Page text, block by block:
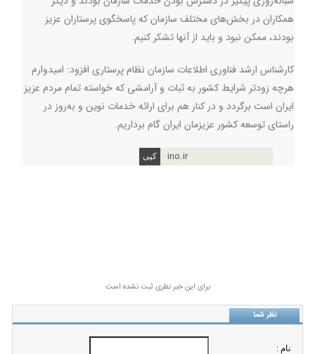
همکاران در بخش‌های مختلف سازمان که پاسخگوی پرستاران عزیز
بودند، ممکن نبود و باید از آنها تشکر کنیم.
کارشناس ارشد فناوری اطلاعات سازمان نظام پرستاری افزود: امیدوارم
هرچه زودتر شرایط کشور به ثبات و آرامشی که خواسته تمام مردم عزیز
ایران است برگردد و در کنار هم برای ارائه خدمات نوین و به‌روز در
راستای توسعه کشور عزیزمان ایران گام برداریم.
ino.ir
برای این خبر نظری ثبت نشده است
نظر شما
نام :